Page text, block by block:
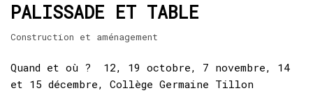
PALISSADE ET TABLE
Construction et aménagement
Quand et où ? 12, 19 octobre, 7 novembre, 14
et 15 décembre, Collège Germaine Tillon